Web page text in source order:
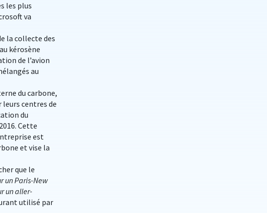
les plus
va
la collecte des
kérosène
de l’avion
au
du carbone,
leurs centres de
du
Cette
est
et vise la
que le
un Paris-New
un aller-
utilisé par